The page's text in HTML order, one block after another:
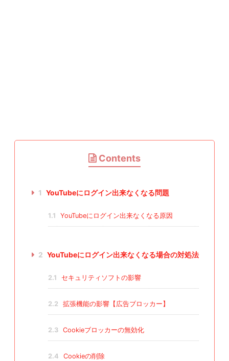
Contents
1 YouTubeにログイン出来なくなる問題
1.1 YouTubeにログイン出来なくなる原因
2 YouTubeにログイン出来なくなる場合の対処法
2.1 セキュリティソフトの影響
2.2 拡張機能の影響【広告ブロッカー】
2.3 Cookieブロッカーの無効化
2.4 Cookieの削除